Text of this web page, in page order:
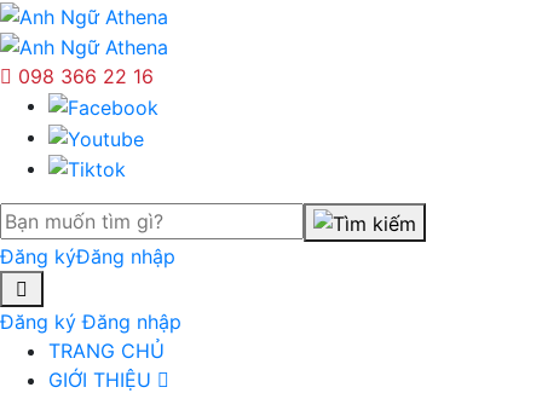
098 366 22 16
Đăng kýĐăng nhập
Đăng ký Đăng nhập
TRANG CHỦ
GIỚI THIỆU